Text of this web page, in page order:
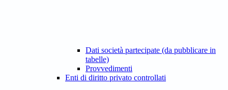
Dati società partecipate (da pubblicare in
tabelle)
Provvedimenti
Enti di diritto privato controllati